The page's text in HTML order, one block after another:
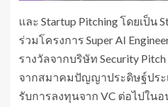
และ Startup Pitching โดยเป็น
ร่วมโครงการ Super AI
รางวัลจากบริษัท Security
จากสมาคมปัญญาประดิษฐ์ประ
รับการลงทุนจาก VC ต่อไปใน